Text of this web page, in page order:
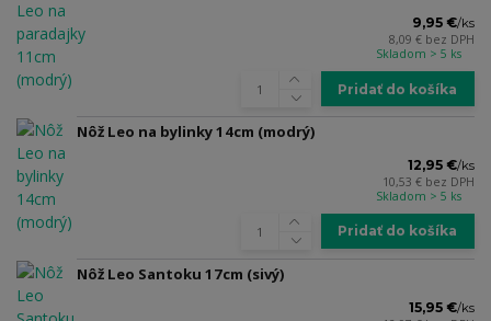
9,95 €/ks
8,09 € bez DPH
Skladom > 5 ks
Pridať do košíka
Nôž Leo na bylinky 14cm (modrý)
12,95 €/ks
10,53 € bez DPH
Skladom > 5 ks
Pridať do košíka
Nôž Leo Santoku 17cm (sivý)
15,95 €/ks